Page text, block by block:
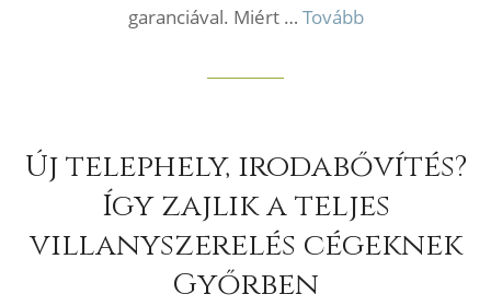
garanciával. Miért … Tovább
Új telephely, irodabővítés?
Így zajlik a teljes
villanyszerelés cégeknek
Győrben